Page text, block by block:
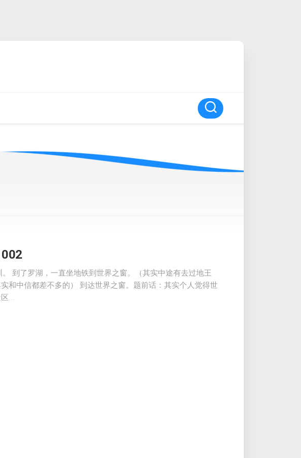
到了罗湖，一直坐地铁到世界之窗。（其实中途有去过地王
和中信都差不多的） 到达世界之窗。题前话：其实个人觉得世
...